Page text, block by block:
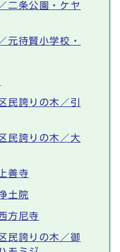
二条公園・ケヤ
元待賢小学校・
民誇りの木／引
民誇りの木／大
善寺
土院
方尼寺
民誇りの木／御